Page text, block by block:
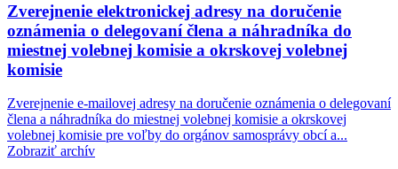
Zverejnenie elektronickej adresy na doručenie
oznámenia o delegovaní člena a náhradníka do
miestnej volebnej komisie a okrskovej volebnej
komisie
Zverejnenie e-mailovej adresy na doručenie oznámenia o delegovaní
člena a náhradníka do miestnej volebnej komisie a okrskovej
volebnej komisie pre voľby do orgánov samosprávy obcí a...
Zobraziť archív